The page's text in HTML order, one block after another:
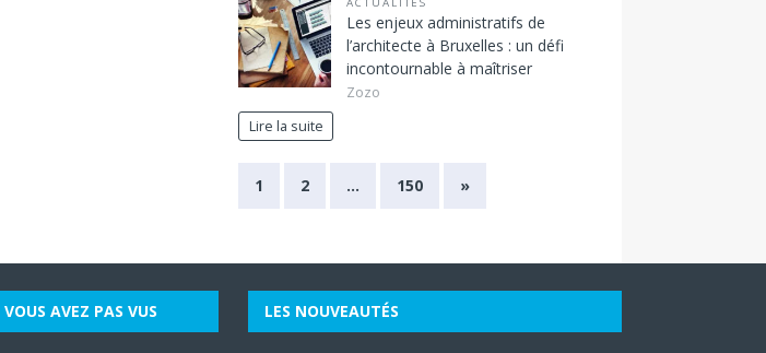
Les enjeux administratifs de
l’architecte à Bruxelles : un défi
incontournable à maîtriser
Zozo
Lire la suite
1 2 … 150 »
AVEZ PAS VUS LES NOUVEAUTÉS